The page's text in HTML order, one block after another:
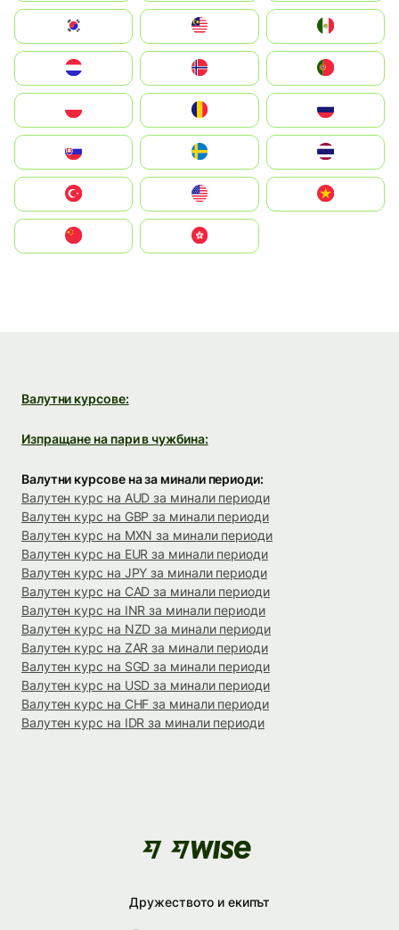
South Korea
United States
中國香港特別行政區
Валутни курсове:
Изпращане на пари в чужбина:
Валутни курсове на за минали периоди:
Валутен курс на AUD за минали периоди
Валутен курс на GBP за минали периоди
Валутен курс на MXN за минали периоди
Валутен курс на EUR за минали периоди
Валутен курс на JPY за минали периоди
Валутен курс на CAD за минали периоди
Валутен курс на INR за минали периоди
Валутен курс на NZD за минали периоди
Валутен курс на ZAR за минали периоди
Валутен курс на SGD за минали периоди
Валутен курс на USD за минали периоди
Валутен курс на CHF за минали периоди
Валутен курс на IDR за минали периоди
Дружеството и екипът